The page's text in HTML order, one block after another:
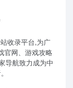
收录平台,为广
官网、游戏攻略
导航致力成为中